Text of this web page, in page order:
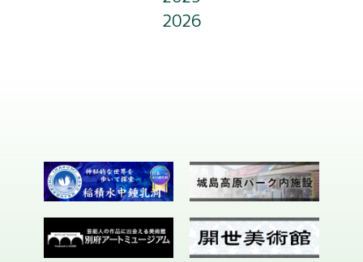
会社概要
2026